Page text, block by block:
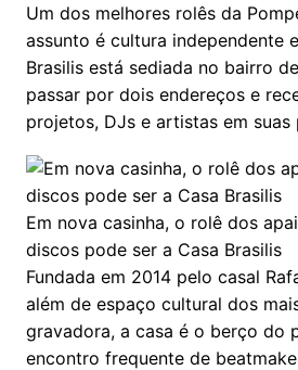
Um dos melhores rolês da
assunto é cultura independente
Brasilis está sediada no bairro
passar por dois endereços e
projetos, DJs e artistas em suas
Em nova casinha, o rolê dos
discos pode ser a Casa Brasilis
Fundada em 2014 pelo casal
além de espaço cultural dos
gravadora, a casa é o berço do
encontro frequente de